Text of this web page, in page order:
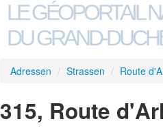
LE GÉOPORTAIL
DU GRAND-
Adressen / Strassen / Route
315, Route